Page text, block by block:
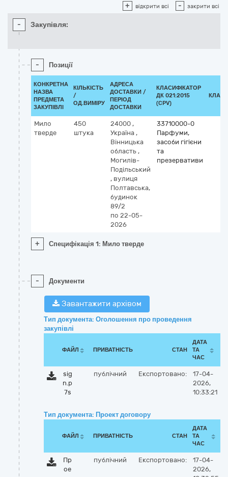
+ відкрити всі - закрити всі
- Закупівля:
- Позиції
КОНКРЕТНА
НАЗВА
ПРЕДМЕТА
ЗАКУПІВЛІ
КІЛЬКІСТЬ
/
ОД.ВИМІРУ
АДРЕСА
ДОСТАВКИ /
ПЕРІОД
ДОСТАВКИ
КЛАСИФІКАТОР
ДК 021:2015
(CPV)
Мило
тверде
450
штука
24000 ,
Україна ,
Вінницька
область ,
Могилів-
Подільський
, вулиця
Полтавська,
будинок
89/2
по 22-05-
2026
33710000-0
Парфуми,
засоби гігієни
та
презервативи
+ Специфікація 1: Мило тверде
- Документи
Завантажити архівом
Тип документа: Оголошення про проведення
закупівлі
ФАЙЛ ПРИВАТНІСТЬ СТАН
ДАТА
ТА
ЧАС
sig
n.p
7s
публічний Експортовано:
17-04-
2026,
10:33:21
Тип документа: Проект договору
ФАЙЛ ПРИВАТНІСТЬ СТАН
ДАТА
ТА
ЧАС
Пр
ое
публічний Експортовано:
17-04-
2026,